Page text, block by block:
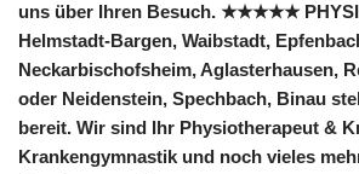
uns über Ihren Besuch. ★★★★★
Helmstadt-Bargen, Waibstadt,
Neckarbischofsheim, Aglasterhausen,
oder Neidenstein, Spechbach, Binau
bereit. Wir sind Ihr Physiotherapeut &
Krankengymnastik und noch vieles